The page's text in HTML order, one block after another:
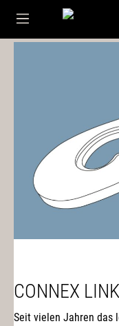
CONNEX LINK
Seit vielen Jahren das